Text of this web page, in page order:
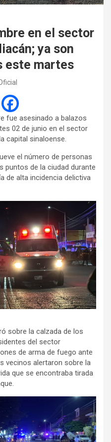
en el sector
ya son
este martes
fue asesinado a balazos
02 de junio en el sector
capital sinaloense.
el número de personas
puntos de la ciudad durante
de alta incidencia delictiva
sobre la calzada de los
del sector
de arma de fuego ante
vecinos alertaron sobre la
que se encontraba tirada